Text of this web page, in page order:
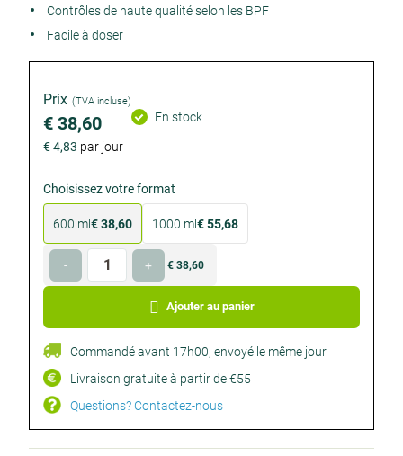
Contrôles de haute qualité selon les BPF
Facile à doser
Prix (TVA incluse)
€ 38,60
€ 4,83 par jour
En stock
Choisissez votre format
600 ml€ 38,60 1000 ml€ 55,68
- Quantité
Facultatif
+ € 38,60
Ajouter au panier
Commandé avant 17h00, envoyé le même jour
Livraison gratuite à partir de €55
Questions? Contactez-nous